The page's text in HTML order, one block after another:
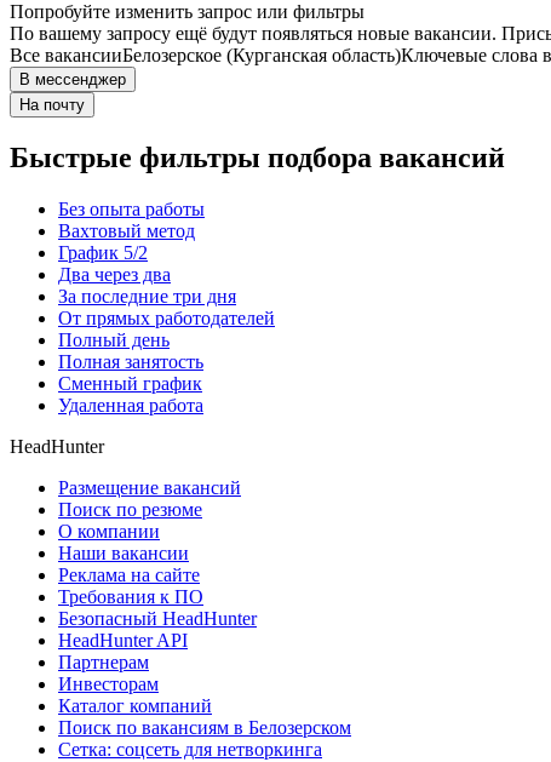
Попробуйте изменить запрос или фильтры
По вашему запросу ещё будут появляться новые вакансии.
Все вакансииБелозерское (Курганская область)Ключевые слова
В мессенджер
На почту
Быстрые фильтры подбора вакансий
Без опыта работы
Вахтовый метод
График 5/2
Два через два
За последние три дня
От прямых работодателей
Полный день
Полная занятость
Сменный график
Удаленная работа
HeadHunter
Размещение вакансий
Поиск по резюме
О компании
Наши вакансии
Реклама на сайте
Требования к ПО
Безопасный HeadHunter
HeadHunter API
Партнерам
Инвесторам
Каталог компаний
Поиск по вакансиям в Белозерском
Сетка: соцсеть для нетворкинга